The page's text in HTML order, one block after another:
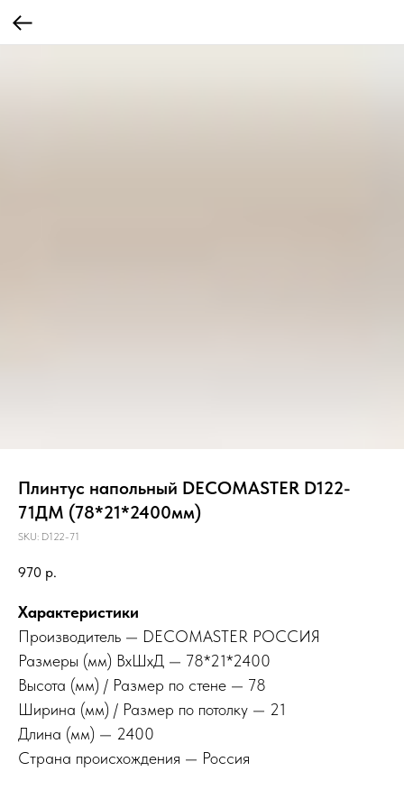
Плинтус напольный DECOMASTER D122-
71ДМ (78*21*2400мм)
SKU: D122-71
970 р.
Характеристики
Производитель — DECOMASTER РОССИЯ
Размеры (мм) ВхШхД — 78*21*2400
Высота (мм) / Размер по стене — 78
Ширина (мм) / Размер по потолку — 21
Длина (мм) — 2400
Страна происхождения — Россия